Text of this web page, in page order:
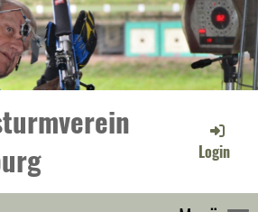
Login